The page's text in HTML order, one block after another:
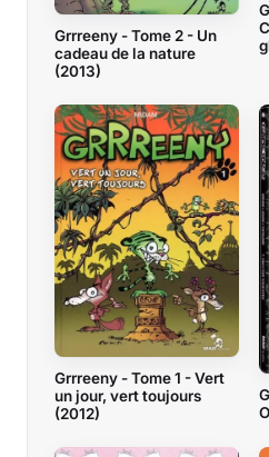
Grrreeny - Tome 2 - Un
cadeau de la nature
(2013)
Grrreeny - Tome 1 - Vert
un jour, vert toujours
(2012)